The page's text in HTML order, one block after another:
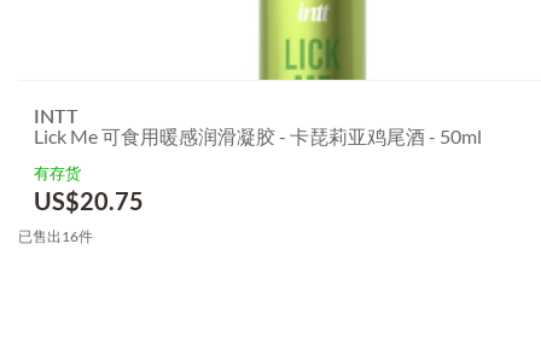
INTT
Lick Me 可食用暖感润滑凝胶 - 卡琵莉亚鸡尾酒 - 50ml
有存货
US$20.75
已售出16件